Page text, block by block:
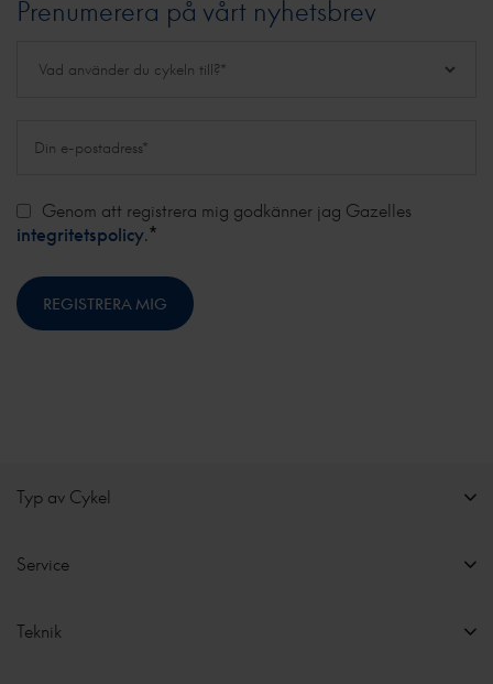
Prenumerera på vårt nyhetsbrev
Genom att registrera mig godkänner jag Gazelles
integritetspolicy.*
Typ av Cykel
Service
Teknik